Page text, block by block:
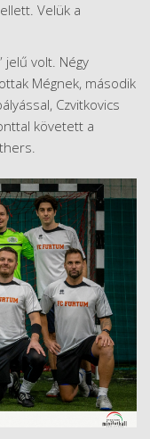
Velük a
jelű volt. Négy
Mégnek, második
Czvitkovics
követett a